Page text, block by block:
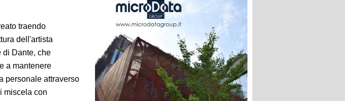
traendo
dell'artista
di Dante, che
a mantenere
personale attraverso
miscela con